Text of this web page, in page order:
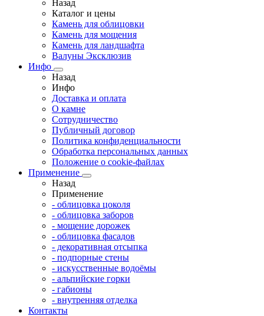
Назад
Каталог и цены
Камень для облицовки
Камень для мощения
Камень для ландшафта
Валуны Эксклюзив
Инфо
Назад
Инфо
Доставка и оплата
О камне
Сотрудничество
Публичный договор
Политика конфиденциальности
Обработка персональных данных
Положение о cookie-файлах
Применение
Назад
Применение
- облицовка цоколя
- облицовка заборов
- мощение дорожек
- облицовка фасадов
- декоративная отсыпка
- подпорные стены
- искусственные водоёмы
- альпийские горки
- габионы
- внутренняя отделка
Контакты